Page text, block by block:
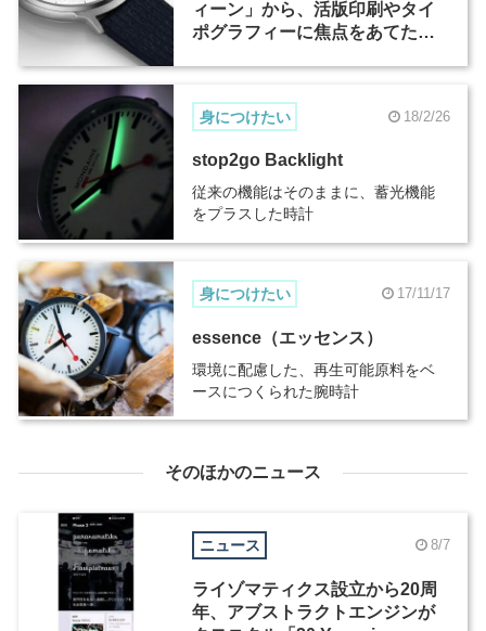
ィーン」から、活版印刷やタイ
ポグラフィーに焦点をあてたス
身につけたい 18/2/26
stop2go Backlight
従来の機能はそのままに、蓄光機能
をプラスした時計
身につけたい 17/11/17
essence（エッセンス）
環境に配慮した、再生可能原料をベ
ースにつくられた腕時計
そのほかのニュース
ニュース 8/7
ライゾマティクス設立から20周
年、アブストラクトエンジンが